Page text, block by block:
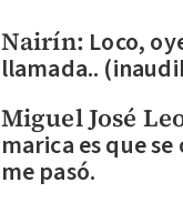
Nairín: Loco,
llamada..
Miguel José
marica es que
me pasó.